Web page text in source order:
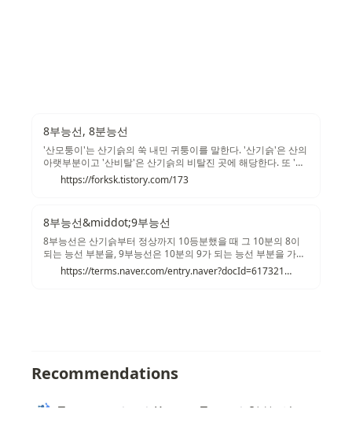
8부능선, 8분능선
'산모퉁이'는 산기슭의 쑥 내민 귀퉁이를 말한다. '산기슭'은 산의
아랫부분이고 '산비탈'은 산기슭의 비탈진 곳에 해당한다. 또 '산
마루'는 산등성이의 가장 높은 곳이다. '마루'는 정상을 일컫는 우
리말이다. 산 정상이 산마루다. '능선'은 산의 등줄기인 '산등성
선'의 '부'가 일본어 찌꺼기라는 사실이다.
https://forksk.tistory.com/173
8부능선&middot;9부능선
8부능선은 산기슭부터 정상까지 10등분했을 때 그 10분의 8이
되는 능선 부분을, 9부능선은 10분의 9가 되는 능선 부분을 가리
킨다. 따라서 8부능선과 9부능선은 어떤 일을 하는 데 있어 거의
완료 단계에 이르렀다는 뜻으로 사용된다. 출처: 게티이미지 코
https://terms.naver.com/entry.naver?docId=6173217&cid=43667&categoryId=43667
Recommendations
Texonom / / Korean Term / 8분능선